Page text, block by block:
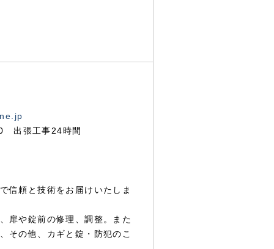
出張工事24時間
信頼と技術をお届けいたしま
扉や錠前の修理、調整。また
その他、カギと錠・防犯のこ